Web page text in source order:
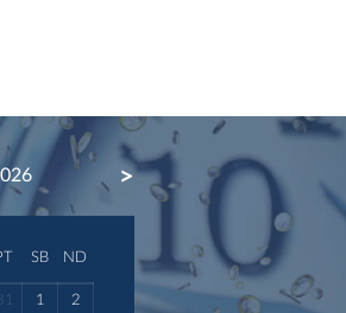
NEXT
SB ND
1 2